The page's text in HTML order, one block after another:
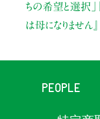
ちの希望と選択」
は母になりませ
PEOPLE